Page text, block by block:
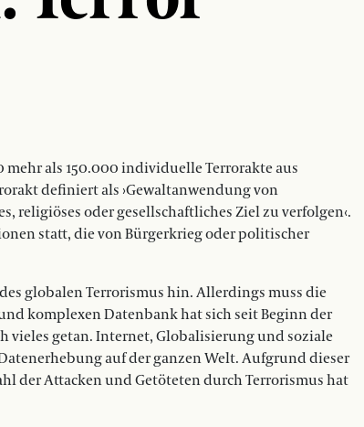
mehr als 150.000 individuelle Terrorakte aus
definiert als ›Gewaltanwendung von
oder gesellschaftliches Ziel zu verfolgen‹.
statt, die von Bürgerkrieg oder politischer
globalen Terrorismus hin. Allerdings muss die
komplexen Datenbank hat sich seit Beginn der
vieles getan. Internet, Globalisierung und soziale
auf der ganzen Welt. Aufgrund dieser
der Attacken und Getöteten durch Terrorismus hat